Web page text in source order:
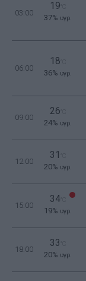
03:00
19
37% υγρ.
06:00
18
36% υγρ.
09:00
26
24% υγρ.
12:00
31
20% υγρ.
15:00
34°C
19% υγρ.
18:00
33
20% υγρ.